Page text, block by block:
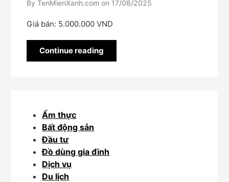
By TenMienXanh.com on 17/08/2025
Giá bán: 5.000.000 VND
Continue reading
Ẩm thực
Bất động sản
Đầu tư
Đồ dùng gia đình
Dịch vụ
Du lịch